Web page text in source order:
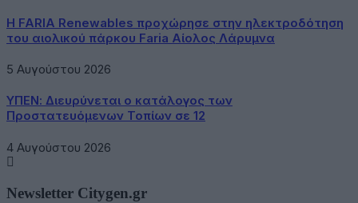
Η FARIA Renewables προχώρησε στην ηλεκτροδότηση
του αιολικού πάρκου Faria Αίολος Λάρυμνα
5 Αυγούστου 2026
ΥΠΕΝ: Διευρύνεται ο κατάλογος των
Προστατευόμενων Τοπίων σε 12
4 Αυγούστου 2026
Newsletter Citygen.gr